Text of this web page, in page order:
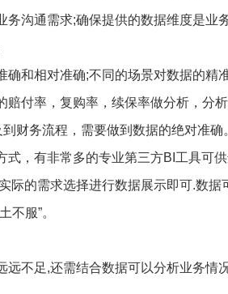
务沟通需求;确保提供的数据维度是业
确和相对准确;不同的场景对数据的精
赔付率，复购率，续保率做分析，分
财务流程，需要做到数据的绝对准确
式，有非常多的专业第三方BI工具可
际的需求选择进行数据展示即可.数
不服”。
远不足,还需结合数据可以分析业务情